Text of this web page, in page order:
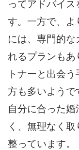
ってアドバイ
す。一方で、よ
には、専門的な
れるプランも
トナーと出会
方も多いようで
自分に合った
く、無理なく
整っています。